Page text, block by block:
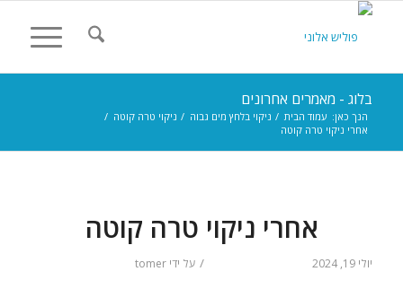
בלוג - מאמרים אחרונים
הנך כאן: עמוד הבית / ניקוי בלחץ מים גבוה / ניקוי טרה קוטה /
אחרי ניקוי טרה קוטה
אחרי ניקוי טרה קוטה
יולי 19, 2024 / על ידיtomer